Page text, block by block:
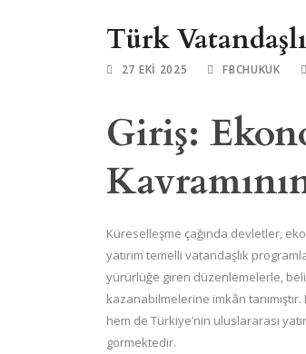
Türk
27 EKI 2025 FBCHUKUK
Giriş:
Küreselleşme çağında devletler,
yatırım temelli vatandaşlık
yürürlüğe giren düzenlemelerle,
kazanabilmelerine imkân
hem de Türkiye’nin uluslararası
görmektedir.